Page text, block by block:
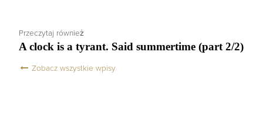
Przeczytaj również
A clock is a tyrant. Said summertime (part 2/2)
Zobacz wszystkie wpisy